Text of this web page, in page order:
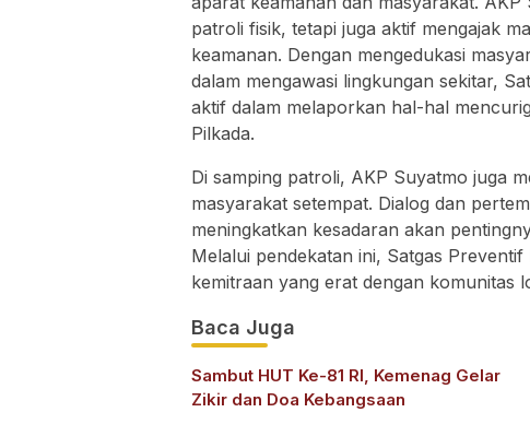
patroli fisik, tetapi juga aktif mengajak
keamanan. Dengan mengedukasi
dalam mengawasi lingkungan sekitar,
aktif dalam melaporkan hal-hal
Pilkada.
Di samping patroli, AKP Suyatmo juga
masyarakat setempat. Dialog dan
meningkatkan kesadaran akan
Melalui pendekatan ini, Satgas
kemitraan yang erat dengan komunitas
Baca Juga
Sambut HUT Ke-81 RI, Kemenag Gelar
Zikir dan Doa Kebangsaan